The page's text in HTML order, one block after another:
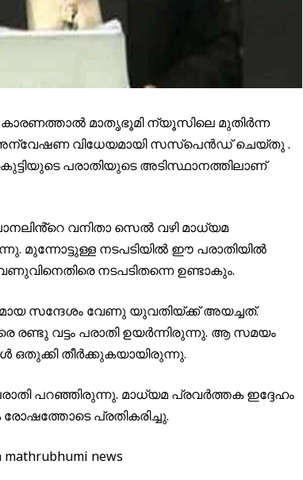
മാതൃഭൂമി ന്യൂസിലെ മുതിർന്ന
വിധേയമായി സസ്പെന്‍ഡ് ചെയ്തു .
പരാതിയുടെ അടിസ്ഥാനത്തിലാണ്
വനിതാ സെൽ വഴി മാധ്യമ
മുന്നോട്ടുള്ള നടപടിയില്‍ ഈ പരാതിയിൽ
നടപടിതന്നെ ഉണ്ടാകും.
സന്ദേശം വേണു യുവതിയ്ക്ക് അയച്ചത്.
രണ്ടു വട്ടം പരാതി ഉയർന്നിരുന്നു. ആ സമയം
ഒതുക്കി തീര്‍ക്കുകയായിരുന്നു.
പറഞ്ഞിരുന്നു. മാധ്യമ പ്രവർത്തക ഇദ്ദേഹം
രോഷത്തോടെ പ്രതികരിച്ചു.
mathrubhumi news